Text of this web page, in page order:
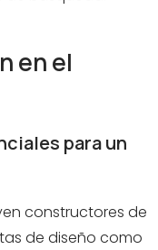
en el
para un
constructores de
de diseño como